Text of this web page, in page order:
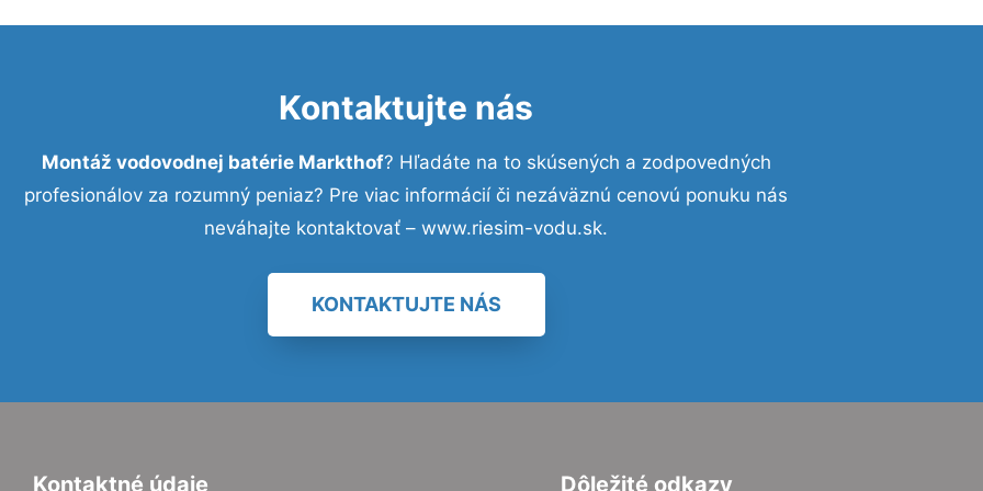
Kontaktujte nás
Montáž vodovodnej batérie Markthof? Hľadáte na to skúsených a zodpovedných
profesionálov za rozumný peniaz? Pre viac informácií či nezáväznú cenovú ponuku nás
neváhajte kontaktovať – www.riesim-vodu.sk.
KONTAKTUJTE NÁS
Kontaktné údaje Dôležité odkazy